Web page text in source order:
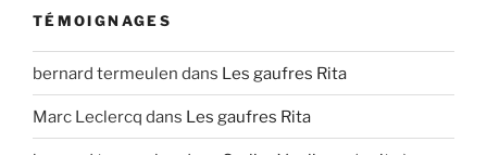
TÉMOIGNAGES
bernard termeulen dans Les gaufres Rita
Marc Leclercq dans Les gaufres Rita